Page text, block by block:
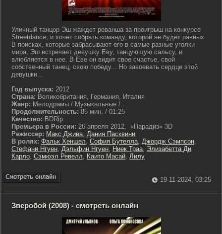
Уличный танцор Эш жаждет реванша за проигрыш на конкурсе
Streetdance, и хочет собрать команду, которой не будет равных.
В поисках, которые забрасывают его в самые разные уголки
мира, Эш встречает девушку Еву, танцующую сальсу, и
влюбляется в нее. В Еве он видит свое счастье, свой
собственный танец, свою победу... Но завоевать сердце этой
девушки...
Год выпуска: 2012
Страна: Великобритания, Германия, Италия
Жанр: Мелодрамы / Музыкальные / .
Продолжительность: 85 мин. / 01:25
Качество: BDRip
Премьера в России: 26 апреля 2012, «Парадиз» 3D
Режиссер: Макс Джива, Дания Пасквини
В ролях: Фальк Хеншел, София Бутелла, Джордж Сэмпсон,
Стефани Нгуен, Дэльфин Нгуен, Ниек Траа, Элизабетта Ди
Карло, Сэмюэл Ревелл, Каито Масай, Лилу
19-11-2024, 03:25
Зверобой (2008) - смотреть онлайн